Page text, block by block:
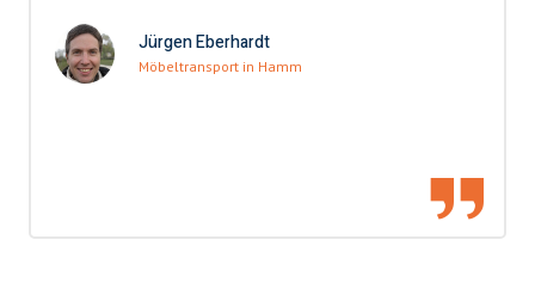
Jürgen Eberhardt
Möbeltransport in Hamm